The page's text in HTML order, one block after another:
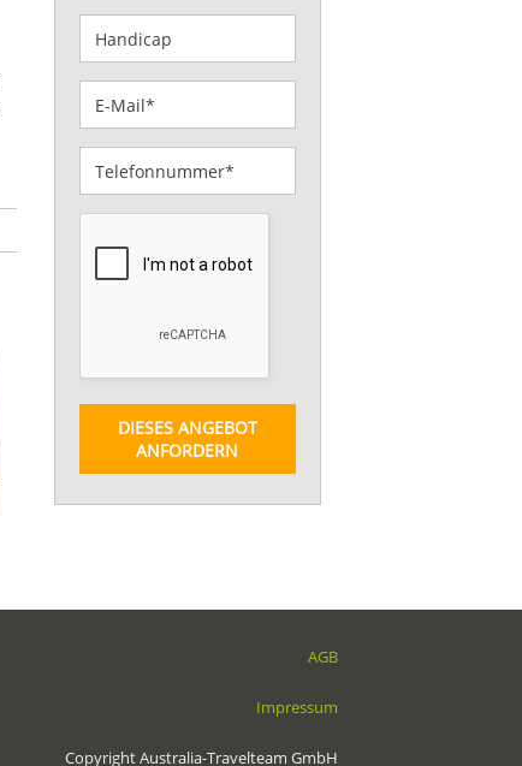
DIESES ANGEBOT
ANFORDERN
AGB
Impressum
Copyright Australia-Travelteam GmbH